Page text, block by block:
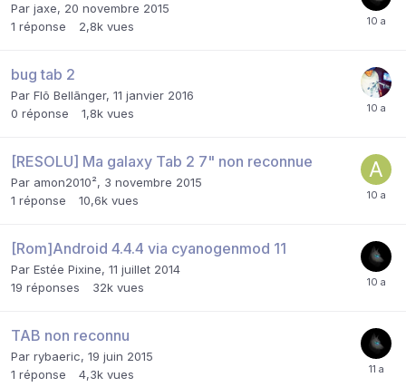
Par jaxe, 20 novembre 2015
1 réponse 2,8k vues
bug tab 2
Par Flõ Bellãnger, 11 janvier 2016
0 réponse 1,8k vues
[RESOLU] Ma galaxy Tab 2 7" non reconnue
Par amon2010², 3 novembre 2015
1 réponse 10,6k vues
[Rom]Android 4.4.4 via cyanogenmod 11
Par Estée Pixine, 11 juillet 2014
19 réponses 32k vues
TAB non reconnu
Par rybaeric, 19 juin 2015
1 réponse 4,3k vues